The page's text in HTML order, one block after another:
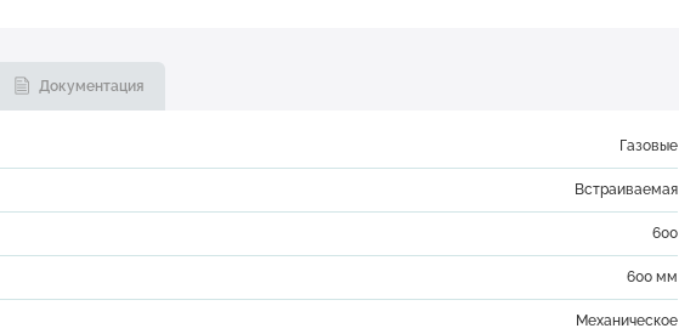
Документация
Газовые
Встраиваемая
600
600 мм
Механическое